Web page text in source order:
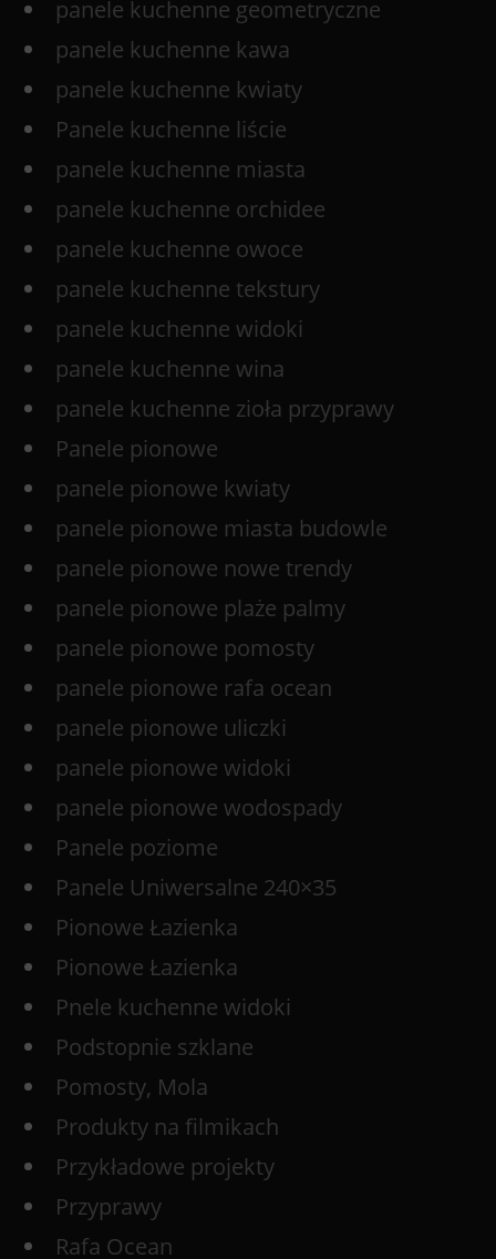
panele kuchenne geometryczne
panele kuchenne kawa
panele kuchenne kwiaty
Panele kuchenne liście
panele kuchenne miasta
panele kuchenne orchidee
panele kuchenne owoce
panele kuchenne tekstury
panele kuchenne widoki
panele kuchenne wina
panele kuchenne zioła przyprawy
Panele pionowe
panele pionowe kwiaty
panele pionowe miasta budowle
panele pionowe nowe trendy
panele pionowe plaże palmy
panele pionowe pomosty
panele pionowe rafa ocean
panele pionowe uliczki
panele pionowe widoki
panele pionowe wodospady
Panele poziome
Panele Uniwersalne 240×35
Pionowe Łazienka
Pionowe Łazienka
Pnele kuchenne widoki
Podstopnie szklane
Pomosty, Mola
Produkty na filmikach
Przykładowe projekty
Przyprawy
Rafa Ocean